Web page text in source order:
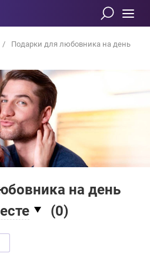
/
Подарки для любовника на день
на день
(0)